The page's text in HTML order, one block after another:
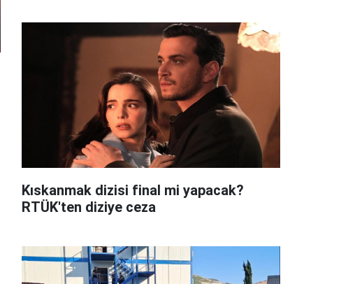
Kıskanmak dizisi final mi yapacak?
RTÜK'ten diziye ceza